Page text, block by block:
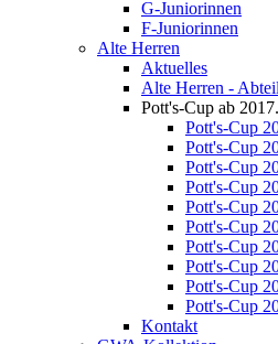
G-Juniorinnen
F-Juniorinnen
Alte Herren
Aktuelles
Alte Herren -
Pott's-Cup ab
Pott's-Cup
Pott's-Cup
Pott's-Cup
Pott's-Cup
Pott's-Cup
Pott's-Cup
Pott's-Cup
Pott's-Cup
Pott's-Cup
Pott's-Cup
Kontakt